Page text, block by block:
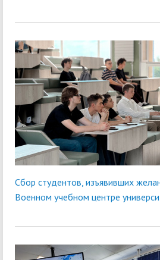
Сбор студентов, изъявивших
Военном учебном центре